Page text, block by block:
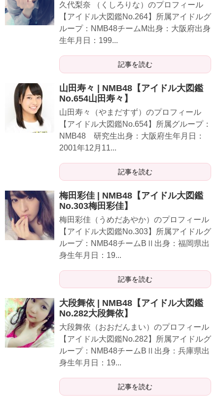
久代梨奈 （くしろりな）のプロフィール
【アイドル大図鑑No.264】所属アイドルグ
ループ：NMB48チームM出身：大阪府出身
生年月日：199...
記事を読む
山田寿々 | NMB48【アイドル大図鑑
No.654山田寿々】
山田寿々（やまだすず）のプロフィール
【アイドル大図鑑No.654】所属グループ：
NMB48 研究生出身：大阪府生年月日：
2001年12月11...
記事を読む
梅田彩佳 | NMB48【アイドル大図鑑
No.303梅田彩佳】
梅田彩佳（うめだあやか）のプロフィール
【アイドル大図鑑No.303】所属アイドルグ
ループ：NMB48チームBⅡ出身：福岡県出
身生年月日：19...
記事を読む
大段舞依 | NMB48【アイドル大図鑑
No.282大段舞依】
大段舞依（おおだんまい）のプロフィール
【アイドル大図鑑No.282】所属アイドルグ
ループ：NMB48チームBⅡ出身：兵庫県出
身生年月日：19...
記事を読む